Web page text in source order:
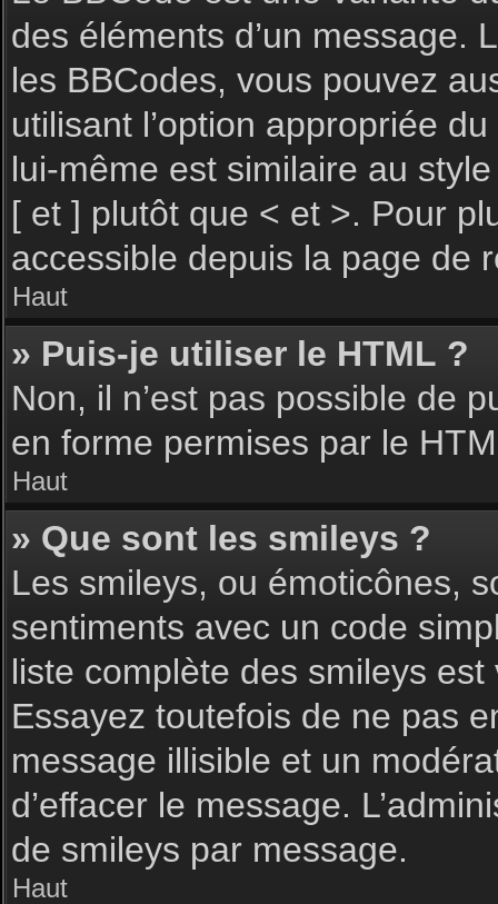
des éléments d’un message.
les BBCodes, vous pouvez
utilisant l’option appropriée
lui-même est similaire au
[ et ] plutôt que < et >. Pour
accessible depuis la page de
Haut
» Puis-je utiliser le HTML ?
Non, il n’est pas possible de
en forme permises par le
Haut
» Que sont les smileys ?
Les smileys, ou émoticônes,
sentiments avec un code
liste complète des smileys
Essayez toutefois de ne pas
message illisible et un
d’effacer le message.
de smileys par message.
Haut